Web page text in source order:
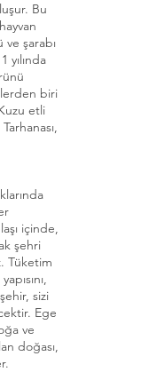
Bu
ve şarabı
yılında
biri
etli
içinde,
şehri
Tüketim
sizi
Ege
ve
doğası,